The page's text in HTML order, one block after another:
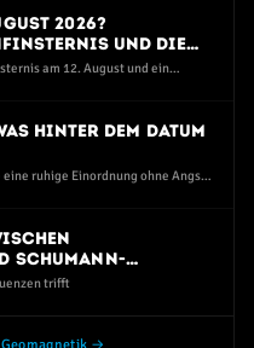
2026?
und die
Nacht seit Jahren
am 12. August und ein
hinter dem Datum
ruhige Einordnung ohne Angst
trifft